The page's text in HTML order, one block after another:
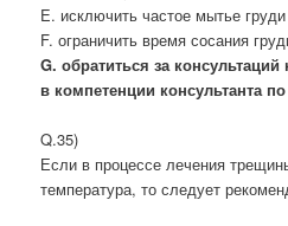
E. исключить частое мытье груди
F. ограничить время сосания
G. обратиться за
в компетенции консультанта
Q.35)
Если в процессе лечения
температура, то следует